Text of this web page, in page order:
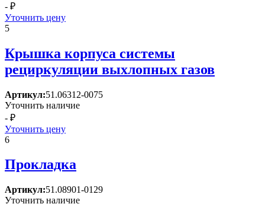
- ₽
Уточнить цену
5
Крышка корпуса системы
рециркуляции выхлопных газов
Артикул:51.06312-0075
Уточнить наличие
- ₽
Уточнить цену
6
Прокладка
Артикул:51.08901-0129
Уточнить наличие